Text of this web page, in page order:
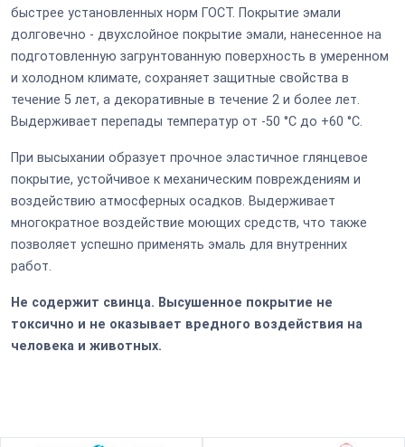
быстрее установленных норм ГОСТ. Покрытие эмали
долговечно - двухслойное покрытие эмали, нанесенное на
подготовленную загрунтованную поверхность в умеренном
и холодном климате, сохраняет защитные свойства в
течение 5 лет, а декоративные в течение 2 и более лет.
Выдерживает перепады температур от -50 °C до +60 °C.
При высыхании образует прочное эластичное глянцевое
покрытие, устойчивое к механическим повреждениям и
воздействию атмосферных осадков. Выдерживает
многократное воздействие моющих средств, что также
позволяет успешно применять эмаль для внутренних
работ.
Не содержит свинца. Высушенное покрытие не
токсично и не оказывает вредного воздействия на
человека и животных.